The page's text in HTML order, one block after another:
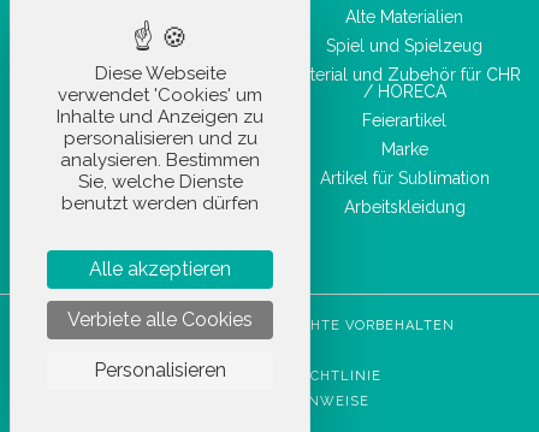
Alte Materialien
Spiel und Spielzeug
Material und Zubehör für CHR
/ HORECA
Feierartikel
Marke
Artikel für Sublimation
Arbeitskleidung
STOCKETIK © 2023 - ALLE RECHTE VORBEHALTEN
DATENSCHUTZRICHTLINIE
RECHTLICHE HINWEISE
Diese Webseite
verwendet 'Cookies' um
Inhalte und Anzeigen zu
personalisieren und zu
analysieren. Bestimmen
Sie, welche Dienste
benutzt werden dürfen
Alle akzeptieren
Verbiete alle Cookies
Personalisieren